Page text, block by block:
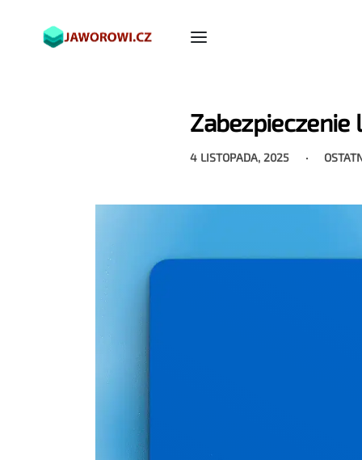
Zabezpieczenie
4 LISTOPADA, 2025